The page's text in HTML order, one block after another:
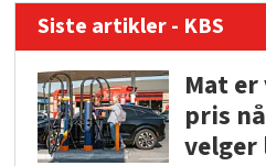
Siste artikler - KBS
Mat
pris
velger